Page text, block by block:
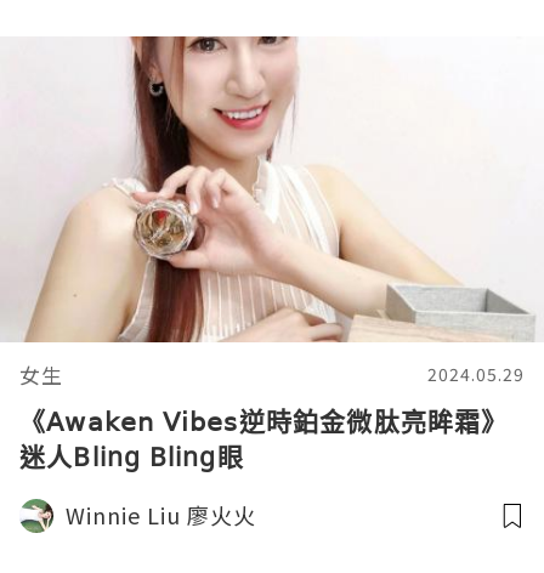
女生 2024.05.29
《𝖠𝗐𝖺𝗄𝖾𝗇 𝖵𝗂𝖻𝖾𝗌逆時鉑金微肽亮眸霜》
迷人Bling Bling眼
Winnie Liu 廖火火